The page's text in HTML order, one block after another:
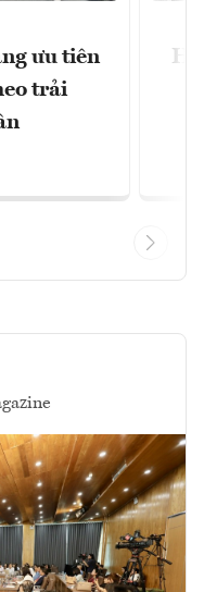
ưu tiên
trải